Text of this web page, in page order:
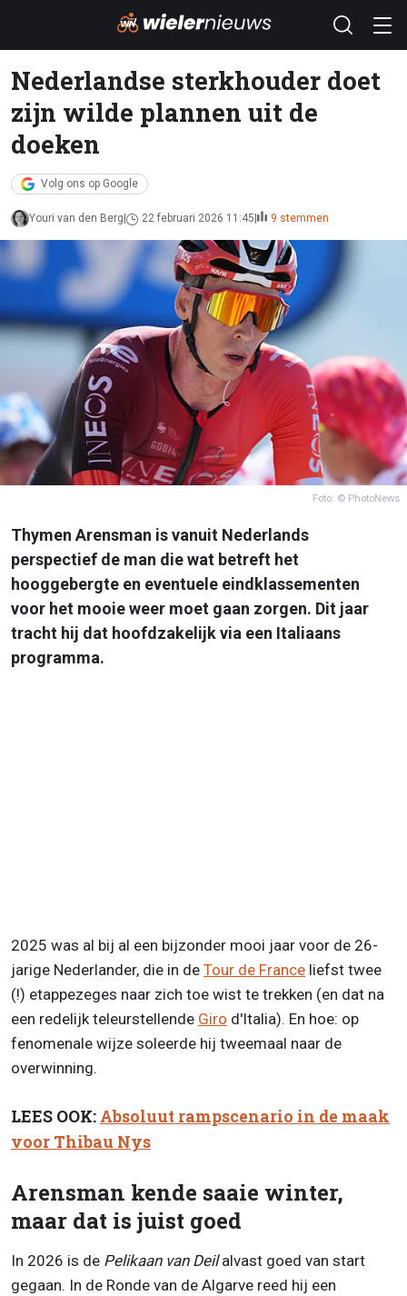
Nederlandse sterkhouder doet
zijn wilde plannen uit de
doeken
Volg ons op Google
Youri van den Berg 22 februari 2026 11:45 9 stemmen
Foto: © PhotoNews
Thymen Arensman is vanuit Nederlands
perspectief de man die wat betreft het
hooggebergte en eventuele eindklassementen
voor het mooie weer moet gaan zorgen. Dit jaar
tracht hij dat hoofdzakelijk via een Italiaans
programma.
2025 was al bij al een bijzonder mooi jaar voor de 26-
jarige Nederlander, die in de Tour de France liefst twee
(!) etappezeges naar zich toe wist te trekken (en dat na
een redelijk teleurstellende Giro d'Italia). En hoe: op
fenomenale wijze soleerde hij tweemaal naar de
overwinning.
LEES OOK: Absoluut rampscenario in de maak
voor Thibau Nys
Arensman kende saaie winter,
maar dat is juist goed
In 2026 is de Pelikaan van Deilalvast goed van start
gegaan. In de Ronde van de Algarve reed hij een